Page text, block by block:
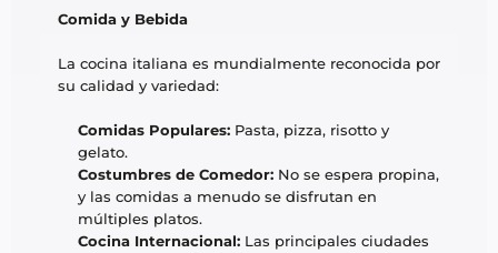
Comida y Bebida
La cocina italiana es mundialmente reconocida por
su calidad y variedad:
Comidas Populares: Pasta, pizza, risotto y
gelato.
Costumbres de Comedor: No se espera propina,
y las comidas a menudo se disfrutan en
múltiples platos.
Cocina Internacional: Las principales ciudades